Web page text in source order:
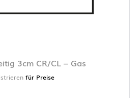
3cm CR/CL – Gas
für Preise